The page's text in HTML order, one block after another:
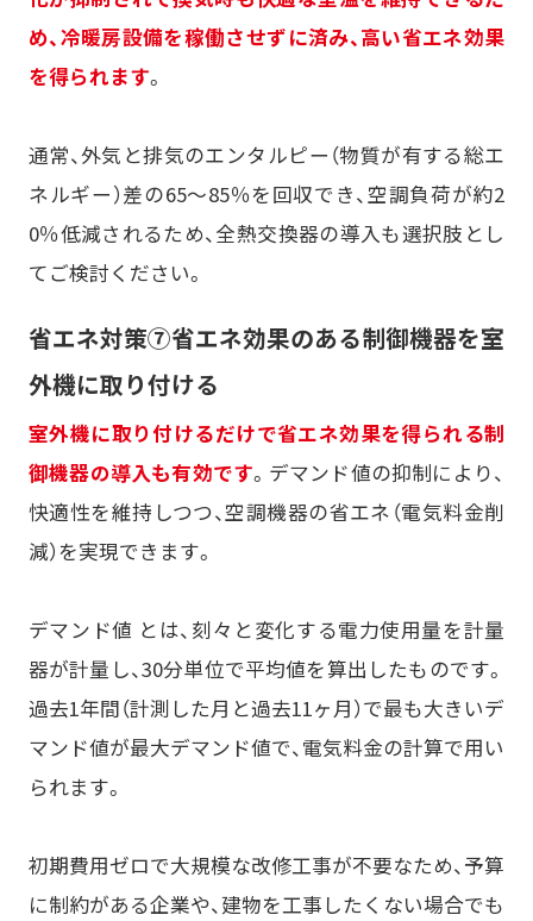
め、冷暖房設備を稼働させずに済み、高い省エネ効果
を得られます。
通常、外気と排気のエンタルピー（物質が有する総エ
ネルギー）差の65～85％を回収でき、空調負荷が約2
0％低減されるため、全熱交換器の導入も選択肢とし
てご検討ください。
省エネ対策⑦省エネ効果のある制御機器を室
外機に取り付ける
室外機に取り付けるだけで省エネ効果を得られる制
御機器の導入も有効です。デマンド値の抑制により、
快適性を維持しつつ、空調機器の省エネ（電気料金削
減）を実現できます。
デマンド値 とは、刻々と変化する電力使用量を計量
器が計量し、30分単位で平均値を算出したものです。
過去1年間（計測した月と過去11ヶ月）で最も大きいデ
マンド値が最大デマンド値で、電気料金の計算で用い
られます。
初期費用ゼロで大規模な改修工事が不要なため、予算
に制約がある企業や、建物を工事したくない場合でも